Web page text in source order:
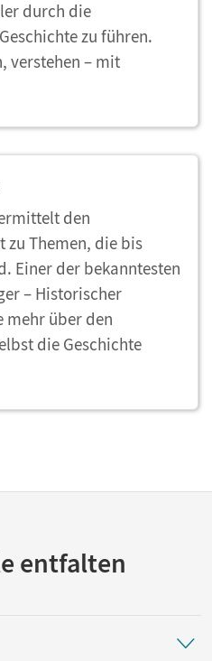
durch die
zu führen.
verstehen – mit
den
zu Themen, die bis
Einer der bekanntesten
– Historischer
mehr über den
die Geschichte
entfalten